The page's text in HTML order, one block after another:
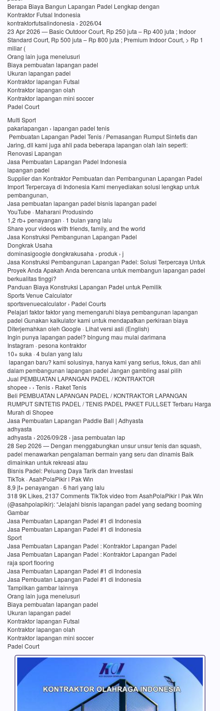
Berapa Biaya Bangun Lapangan Padel Lengkap dengan
Kontraktor Futsal Indonesia
kontraktorfutsalindonesia › 2026/04
23 Apr 2026 — Basic Outdoor Court, Rp 250 juta – Rp 400 juta ; Indoor
Standard Court, Rp 500 juta – Rp 800 juta ; Premium Indoor Court, > Rp 1
miliar (
Orang lain juga menelusuri
Biaya pembuatan lapangan padel
Ukuran lapangan padel
Kontraktor lapangan Futsal
Kontraktor lapangan olah
Kontraktor lapangan mini soccer
Padel Court
Multi Sport
pakarlapangan › lapangan padel tenis
Pembuatan Lapangan Padel Tenis / Pemasangan Rumput Sintetis dan
Jaring, dll kami juga ahli pada beberapa lapangan olah lain seperti:
Renovasi Lapangan
Jasa Pembuatan Lapangan Padel Indonesia
lapangan padel
Supplier dan Kontraktor Pembuatan dan Pembangunan Lapangan Padel
Import Terpercaya di Indonesia Kami menyediakan solusi lengkap untuk
pembangunan,
Jasa pembuatan lapangan padel bisnis lapangan padel
YouTube · Maharani Produsindo
1,2 rb+ penayangan · 1 bulan yang lalu
Share your videos with friends, family, and the world
Jasa Konstruksi Pembangunan Lapangan Padel
Dongkrak Usaha
dominasigoogle dongkrakusaha › produk › j
Jasa Konstruksi Pembangunan Lapangan Padel: Solusi Terpercaya Untuk
Proyek Anda Apakah Anda berencana untuk membangun lapangan padel
berkualitas tinggi?
Panduan Biaya Konstruksi Lapangan Padel untuk Pemilik
Sports Venue Calculator
sportsvenuecalculator › Padel Courts
Pelajari faktor faktor yang memengaruhi biaya pembangunan lapangan
padel Gunakan kalkulator kami untuk mendapatkan perkiraan biaya
Diterjemahkan oleh Google · Lihat versi asli (English)
Ingin punya lapangan padel? bingung mau mulai darimana
Instagram · pesona kontraktor
10+ suka · 4 bulan yang lalu
lapangan baru? kami solusinya, hanya kami yang serius, fokus, dan ahli
dalam pembangunan lapangan padel Jangan gambling asal pilih
Jual PEMBUATAN LAPANGAN PADEL / KONTRAKTOR
shopee › › Tenis › Raket Tenis
Beli PEMBUATAN LAPANGAN PADEL / KONTRAKTOR LAPANGAN
RUMPUT SINTETIS PADEL / TENIS PADEL PAKET FULLSET Terbaru Harga
Murah di Shopee
Jasa Pembuatan Lapangan Paddle Ball | Adhyasta
adhyasta
adhyasta › 2026/09/28 › jasa pembuatan lap
28 Sep 2026 — Dengan menggabungkan unsur unsur tenis dan squash,
padel menawarkan pengalaman bermain yang seru dan dinamis Baik
dimainkan untuk rekreasi atau
Bisnis Padel: Peluang Daya Tarik dan Investasi
TikTok · AsahPolaPikir l Pak Win
8,9 jt+ penayangan · 6 hari yang lalu
318 9K Likes, 2137 Comments TikTok video from AsahPolaPikir l Pak Win
(@asahpolapikir): “Jelajahi bisnis lapangan padel yang sedang booming
Gambar
Jasa Pembuatan Lapangan Padel #1 di Indonesia
Jasa Pembuatan Lapangan Padel #1 di Indonesia
Sport
Jasa Pembuatan Lapangan Padel : Kontraktor Lapangan Padel
Jasa Pembuatan Lapangan Padel : Kontraktor Lapangan Padel
raja sport flooring
Jasa Pembuatan Lapangan Padel #1 di Indonesia
Jasa Pembuatan Lapangan Padel #1 di Indonesia
Tampilkan gambar lainnya
Orang lain juga menelusuri
Biaya pembuatan lapangan padel
Ukuran lapangan padel
Kontraktor lapangan Futsal
Kontraktor lapangan olah
Kontraktor lapangan mini soccer
Padel Court